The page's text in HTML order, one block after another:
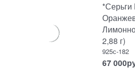
2,88 г)
925с-182
67 000